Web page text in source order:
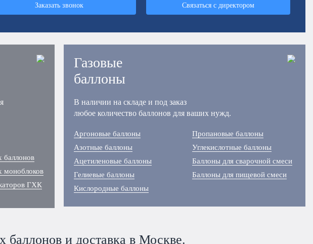
Заказать звонок Связаться с директором
баллонов
моноблоков
ГХК
Газовые
баллоны
В наличии на складе и под заказ
любое количество баллонов для ваших нужд.
Аргоновые баллоны
Азотные баллоны
Ацетиленовые баллоны
Гелиевые баллоны
Кислородные баллоны
Пропановые баллоны
Углекислотные баллоны
Баллоны для сварочной смеси
Баллоны для пищевой смеси
баллонов и доставка в Москве.